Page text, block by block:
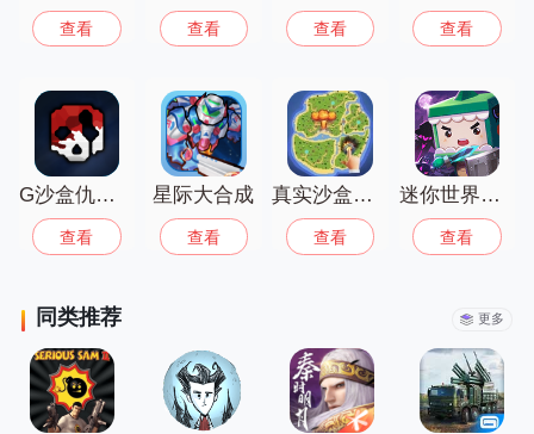
查看 查看 查看 查看
G沙盒仇恨国际版2025
查看
星际大合成
查看
真实沙盒模拟3D
查看
迷你世界国际服
查看
同类推荐 更多